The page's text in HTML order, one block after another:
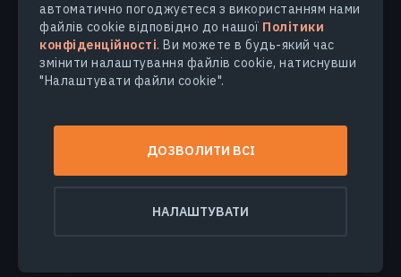
автоматично погоджуєтеся з використанням нами
файлів cookie відповідно до нашої Політики
конфіденційності. Ви можете в будь-який час
змінити налаштування файлів cookie, натиснувши
"Налаштувати файли cookie".
ДОЗВОЛИТИ ВСІ
НАЛАШТУВАТИ
КОМПАНІЯ
ДІЗНАТИСЯ БІЛЬШЕ
Всі права захищені.
Не продавайте мої персональні дані